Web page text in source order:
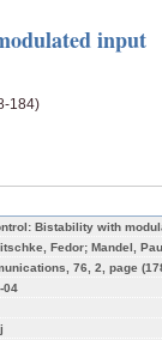
input
184)
Bistability with
Fedor; Mandel,
76, 2, page
04